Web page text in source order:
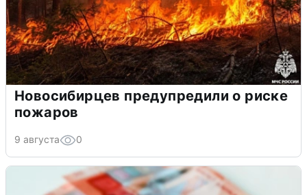
Новосибирцев предупредили о риске
пожаров
9 августа 0